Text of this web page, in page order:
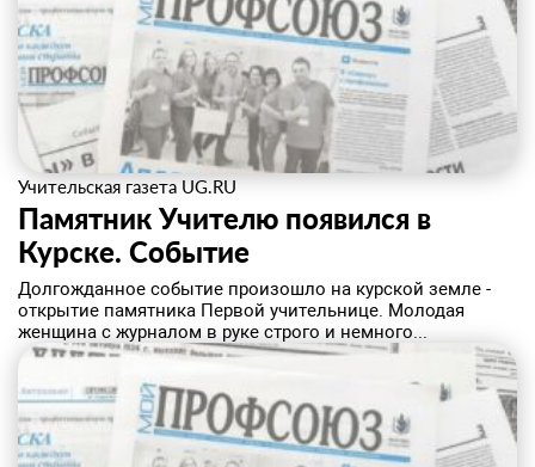
Учительская газета UG.RU
Памятник Учителю появился в
Курске. ​Событие
Долгожданное событие произошло на курской земле -
открытие памятника Первой учительнице. Молодая
женщина с журналом в руке строго и немного...